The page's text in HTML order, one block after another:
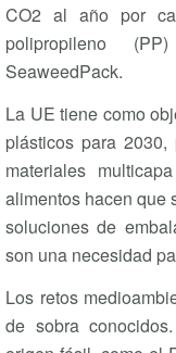
CO2 al año por
polipropileno
SeaweedPack.
La UE tiene como
plásticos para
materiales
alimentos hacen que
soluciones de
son una necesidad
Los retos
de sobra